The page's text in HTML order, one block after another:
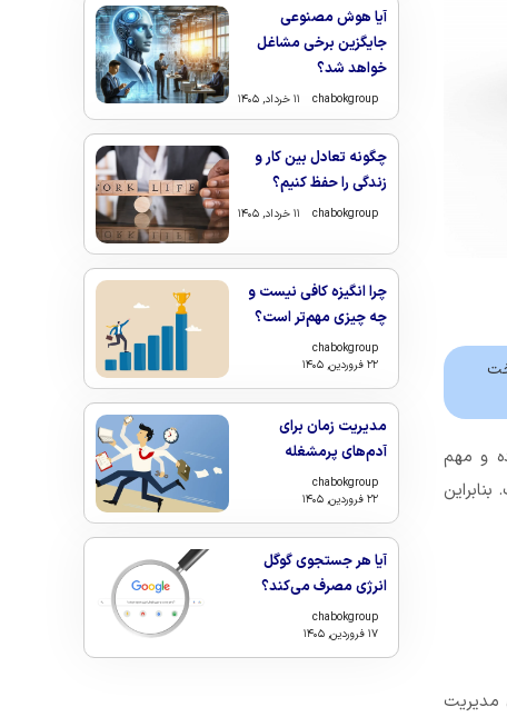
و مهم
مديريت
آیا هوش مصنوعی
جایگزین برخی مشاغل
خواهد شد؟
chabokgroup ۱۱ خرداد, ۱۴۰۵
چگونه تعادل بین کار و
زندگی را حفظ کنیم؟
chabokgroup ۱۱ خرداد, ۱۴۰۵
چرا انگیزه کافی نیست و
چه چیزی مهم‌تر است؟
chabokgroup
۲۲ فروردین, ۱۴۰۵
مدیریت زمان برای
آدم‌های پرمشغله
chabokgroup
۲۲ فروردین, ۱۴۰۵
آیا هر جستجوی گوگل
انرژی مصرف می‌کند؟
chabokgroup
۱۷ فروردین, ۱۴۰۵